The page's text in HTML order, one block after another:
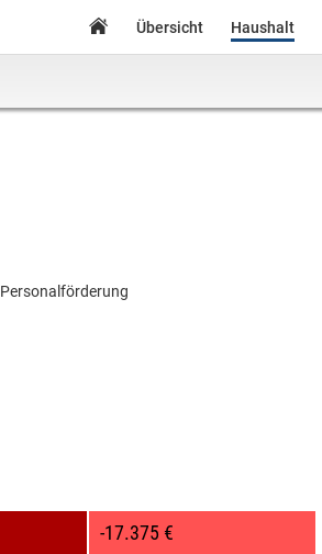
Übersicht Haushalt
Personalförderung
-17.375 €